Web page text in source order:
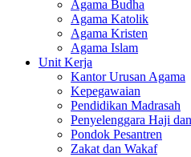
Agama Budha
Agama Katolik
Agama Kristen
Agama Islam
Unit Kerja
Kantor Urusan Agama
Kepegawaian
Pendidikan Madrasah
Penyelenggara Haji
Pondok Pesantren
Zakat dan Wakaf